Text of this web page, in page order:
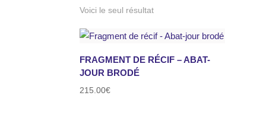
Voici le seul résultat
FRAGMENT DE RÉCIF – ABAT-
JOUR BRODÉ
215.00€